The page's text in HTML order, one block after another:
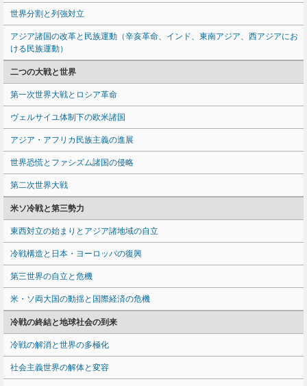
世界分割と列強対立
アジア諸国の改革と民族運動（辛亥革命、インド、東南アジア、西アジアにお
ける民族運動）
二つの大戦と世界
第一次世界大戦とロシア革命
ヴェルサイユ体制下の欧米諸国
アジア・アフリカ民族主義の進展
世界恐慌とファシズム諸国の侵略
第二次世界大戦
米ソ冷戦と第三勢力
東西対立の始まりとアジア諸地域の自立
冷戦構造と日本・ヨーロッパの復興
第三世界の自立と危機
米・ソ両大国の動揺と国際経済の危機
冷戦の終結と地球社会の到来
冷戦の解消と世界の多極化
社会主義世界の解体と変容